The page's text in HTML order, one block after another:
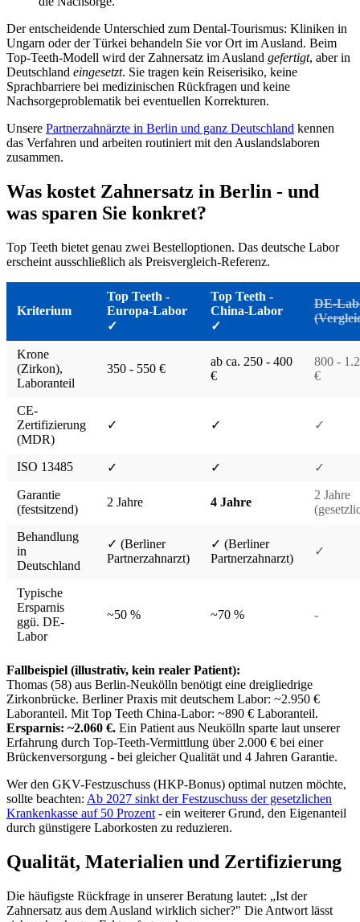
Der entscheidende Unterschied zum Dental-Tourismus: Kliniken in
Ungarn oder der Türkei behandeln Sie vor Ort im Ausland. Beim
Top-Teeth-Modell wird der Zahnersatz im Ausland gefertigt, aber in
Deutschland eingesetzt. Sie tragen kein Reiserisiko, keine
Sprachbarriere bei medizinischen Rückfragen und keine
Nachsorgeproblematik bei eventuellen Korrekturen.
Unsere Partnerzahnärzte in Berlin und ganz Deutschland kennen
das Verfahren und arbeiten routiniert mit den Auslandslaboren
zusammen.
Was kostet Zahnersatz in Berlin - und
was sparen Sie konkret?
Top Teeth bietet genau zwei Bestelloptionen. Das deutsche Labor
erscheint ausschließlich als Preisvergleich-Referenz.
Kriterium
Top Teeth -
Europa-Labor
✓
Top Teeth -
China-Labor
✓
DE-
Krone
(Zirkon),
Laboranteil
350 - 550 €
ab ca. 250 - 400
€
800 -
€
CE-
Zertifizierung
(MDR)
✓ ✓ ✓
ISO 13485 ✓ ✓
✓
Garantie
(festsitzend)
2 Jahre 4 Jahre
2 Jahre
Behandlung
in
Deutschland
✓ (Berliner
Partnerzahnarzt)
✓ (Berliner
Partnerzahnarzt)
✓
Typische
Ersparnis
ggü. DE-
Labor
~50 % ~70 % -
Fallbeispiel (illustrativ, kein realer Patient):
Thomas (58) aus Berlin-Neukölln benötigt eine dreigliedrige
Zirkonbrücke. Berliner Praxis mit deutschem Labor: ~2.950 €
Laboranteil. Mit Top Teeth China-Labor: ~890 € Laboranteil.
Ersparnis: ~2.060 €. Ein Patient aus Neukölln sparte laut unserer
Erfahrung durch Top-Teeth-Vermittlung über 2.000 € bei einer
Brückenversorgung - bei gleicher Qualität und 4 Jahren Garantie.
Wer den GKV-Festzuschuss (HKP-Bonus) optimal nutzen möchte,
sollte beachten: Ab 2027 sinkt der Festzuschuss der gesetzlichen
Krankenkasse auf 50 Prozent - ein weiterer Grund, den Eigenanteil
durch günstigere Laborkosten zu reduzieren.
Qualität, Materialien und Zertifizierung
Die häufigste Rückfrage in unserer Beratung lautet: „Ist der
Zahnersatz aus dem Ausland wirklich sicher?" Die Antwort lässt